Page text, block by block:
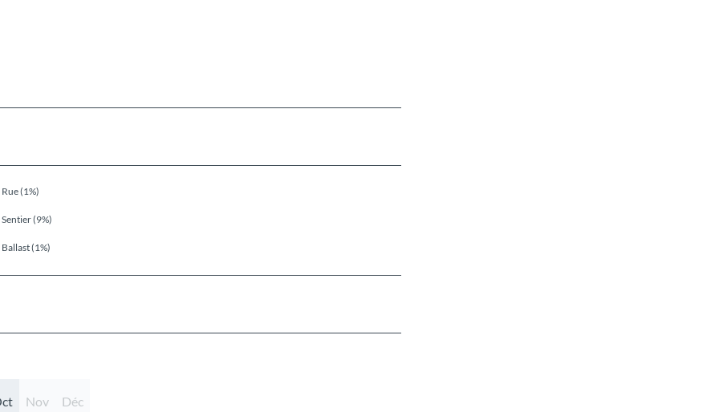
Rue (1%)
Sentier (9%)
Ballast (1%)
Nov Déc